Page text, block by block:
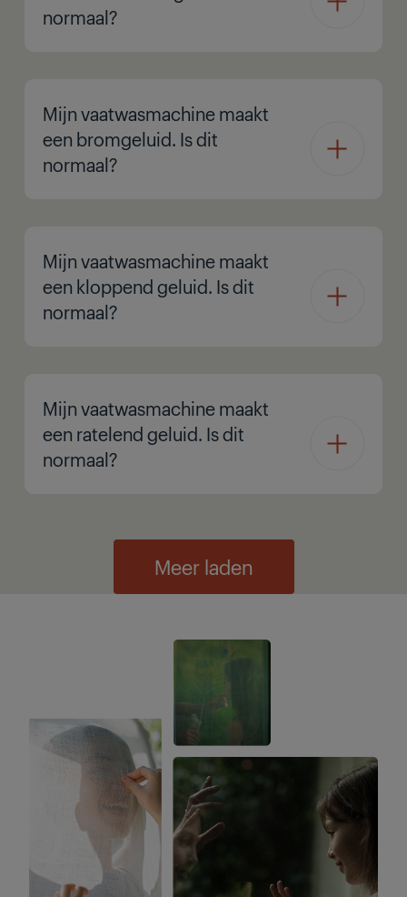
normaal?
Mijn vaatwasmachine maakt
een bromgeluid. Is dit
normaal?
Mijn vaatwasmachine maakt
een kloppend geluid. Is dit
normaal?
Mijn vaatwasmachine maakt
een ratelend geluid. Is dit
normaal?
Meer laden